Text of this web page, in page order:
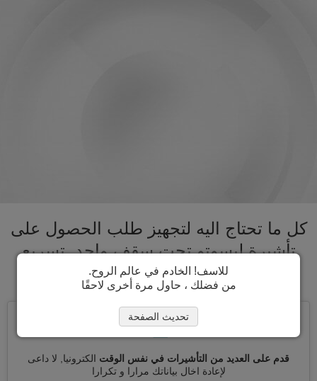
كل ما تحتاج اليه لتجهيز طلب الحصول على
تأشيرة ليسوتو تحت سقف واحد. تسريع
عملية الحصول على تأشيرة ليسوتو
قدم على العديد من التأشيرات في نفس الوقت الكترونيا, لا داعى
لإعادة اخال بياناتك مرارا و تكرارا
للاسف! الخادم في عالم الروح.
من فضلك ، حاول مرة أخرى لاحقًا
تحديث الصفحة